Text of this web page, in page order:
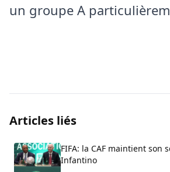
un groupe A
Articles liés
FIFA: la CAF maintient son
Infantino